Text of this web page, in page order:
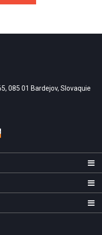
085 01 Bardejov, Slovaquie